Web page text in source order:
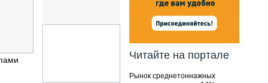
И СКЛАД
Читайте на портале
Рынок среднетоннажных